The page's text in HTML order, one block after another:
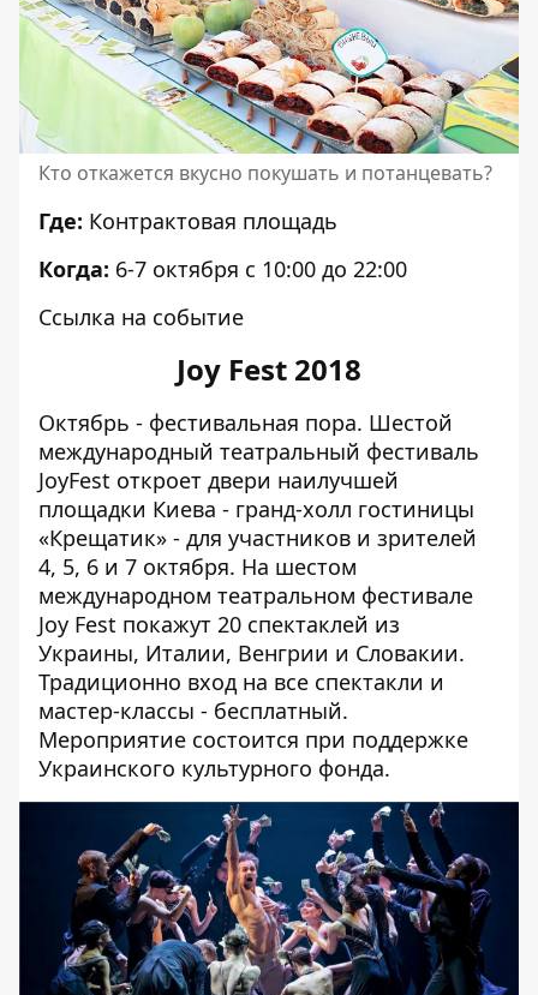
Кто откажется вкусно покушать и потанцевать?
Где: Контрактовая площадь
Когда: 6-7 октября с 10:00 до 22:00
Ссылка на событие
Joy Fest 2018
Октябрь - фестивальная пора. Шестой
международный театральный фестиваль
JoyFest откроет двери наилучшей
площадки Киева - гранд-холл гостиницы
«Крещатик» - для участников и зрителей
4, 5, 6 и 7 октября. На шестом
международном театральном фестивале
Joy Fest покажут 20 спектаклей из
Украины, Италии, Венгрии и Словакии.
Традиционно вход на все спектакли и
мастер-классы - бесплатный.
Мероприятие состоится при поддержке
Украинского культурного фонда.